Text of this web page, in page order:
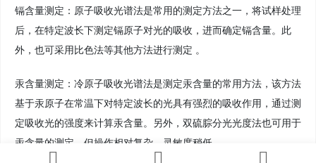
镉含量测定：原子吸收光谱法是常用的测定方法之一，将试样处理
后，在特定波长下测定镉原子对光的吸收，进而确定镉含量。此
外，也可采用比色法等其他方法进行测定 。
汞含量测定：冷原子吸收光谱法是测定汞含量的常用方法，该方法
基于汞原子在常温下对特定波长的光具有强烈的吸收作用，通过测
定吸收光的强度来计算汞含量。另外，双硫腙分光光度法也可用于
汞含量的测定，但操作相对复杂，灵敏度稍低 。